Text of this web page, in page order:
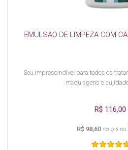
EMULSAO DE LIMPEZA COM
Sou imprescindível para todos os
maquiagens e
R$ 116,00
R$ 98,60no pix ou